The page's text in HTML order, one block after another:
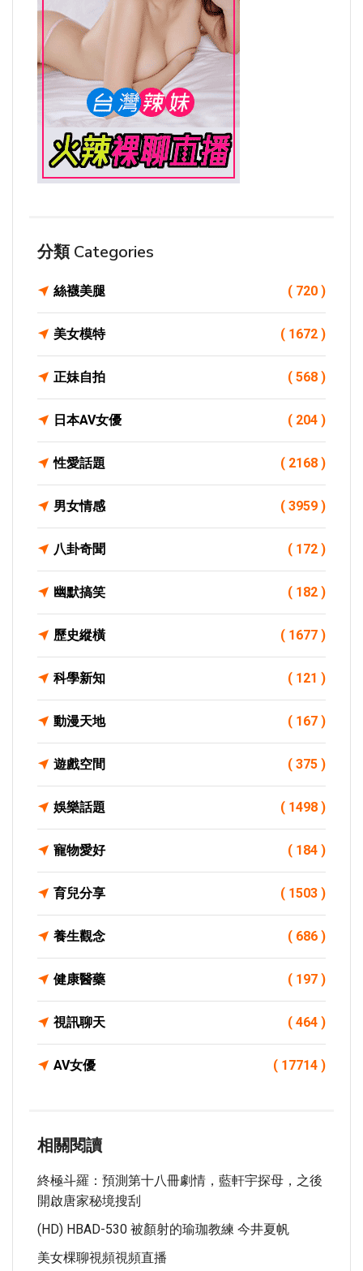
分類 Categories
絲襪美腿 ( 720 )
美女模特 ( 1672 )
正妹自拍 ( 568 )
日本AV女優 ( 204 )
性愛話題 ( 2168 )
男女情感 ( 3959 )
八卦奇聞 ( 172 )
幽默搞笑 ( 182 )
歷史縱橫 ( 1677 )
科學新知 ( 121 )
動漫天地 ( 167 )
遊戲空間 ( 375 )
娛樂話題 ( 1498 )
寵物愛好 ( 184 )
育兒分享 ( 1503 )
養生觀念 ( 686 )
健康醫藥 ( 197 )
視訊聊天 ( 464 )
AV女優 ( 17714 )
相關閱讀
終極斗羅：預測第十八冊劇情，藍軒宇探母，之後
開啟唐家秘境搜刮
(HD) HBAD-530 被顏射的瑜珈教練 今井夏帆
美女棵聊視頻視頻直播